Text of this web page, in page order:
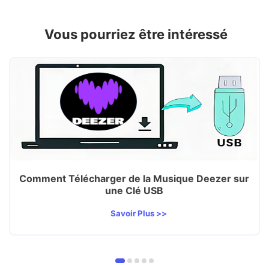
Vous pourriez être intéressé
Comment Télécharger de la Musique Deezer sur
une Clé USB
Savoir Plus >>